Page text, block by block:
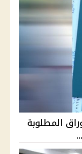
السفر 2026.. الأوراق المطلوبة